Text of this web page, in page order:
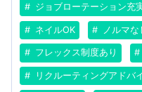
ジョブローテーション充
ネイルOK ノルマな
フレックス制度あり
リクルーティングアドバ